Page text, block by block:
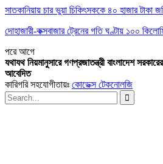
সাতকানিয়ায় চার ভুয়া চিকিৎসককে ৪০ হাজার টাকা
দোহাজারী-কক্সবাজার ট্রেনের গতি ঘণ্টায় ১০০
পরেআগে
যথাযথ নিয়মানুসারে গণপ্রজাতন্ত্রী বাংলাদেশ
আবেদিত
কারিগরি সহযোগীতায়ঃ কোডেক্স টেকনোলজি